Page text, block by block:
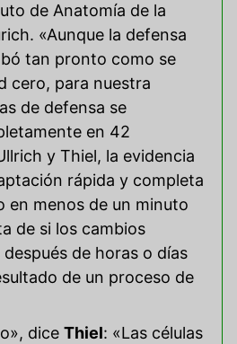
de Anatomía de la
«Aunque la defensa
tan pronto como se
cero, para nuestra
de defensa se
en 42
y Thiel, la evidencia
rápida y completa
en menos de un minuto
de si los cambios
de horas o días
de un proceso de
dice Thiel: «Las células